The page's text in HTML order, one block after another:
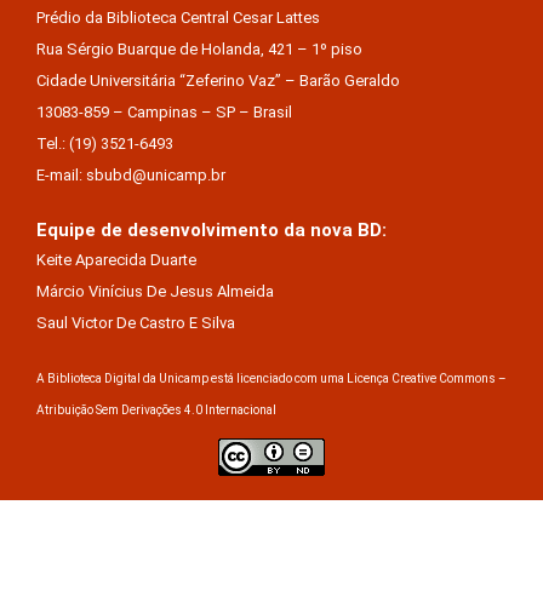
Prédio da Biblioteca Central Cesar Lattes
Rua Sérgio Buarque de Holanda, 421 – 1º piso
Cidade Universitária “Zeferino Vaz” – Barão Geraldo
13083-859 – Campinas – SP – Brasil
Tel.: (19) 3521-6493
E-mail: sbubd@unicamp.br
Equipe de desenvolvimento da nova BD:
Keite Aparecida Duarte
Márcio Vinícius De Jesus Almeida
Saul Victor De Castro E Silva
A Biblioteca Digital da Unicamp está licenciado com uma Licença Creative Commons –
Atribuição Sem Derivações 4.0 Internacional